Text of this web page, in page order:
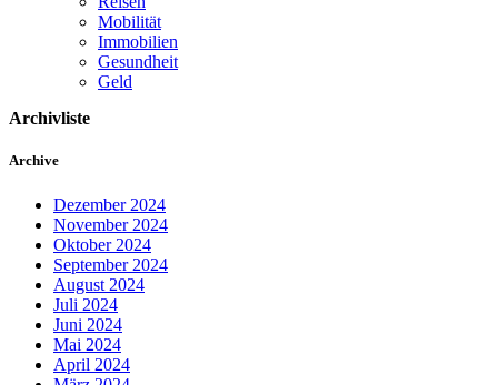
Mobilität
Immobilien
Gesundheit
Geld
Archivliste
Archive
Dezember 2024
November 2024
Oktober 2024
September 2024
August 2024
Juli 2024
Juni 2024
Mai 2024
April 2024